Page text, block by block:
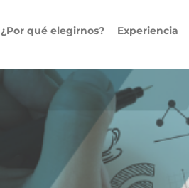
¿Por qué elegirnos? Experiencia